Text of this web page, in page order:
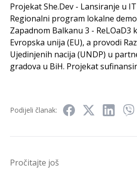
Projekat She.Dev - Lansiranje u
Regionalni program lokalne
Zapadnom Balkanu 3 - ReLOaD3
Evropska unija (EU), a provodi
Ujedinjenih nacija (UNDP) u
gradova u BiH. Projekat
Podijeli članak:
Pročitajte još